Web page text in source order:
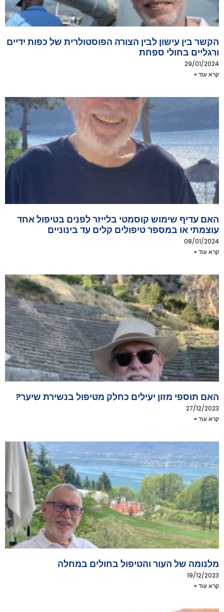
הקשר בין עישון לבין הצורה הפוסטולרית של כפות ידיים
ורגליים בחולי ספחת
29/01/2024
קרא עוד »
האם עדיף שימוש קוסמטי בלייזר לפנים בטיפול אחד
עוצמתי או במספר טיפולים קלים עד בינוניים
08/01/2024
קרא עוד »
האם תוספי מזון יעילים כחלק מטיפול בנשירת שיער?
27/12/2023
קרא עוד »
מלנומה של העור והטיפול בחולים במחלה
19/12/2023
קרא עוד »